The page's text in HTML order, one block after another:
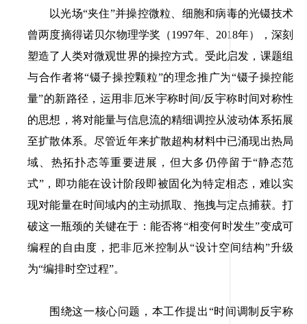
以光场“夹住”并操控微粒、细胞和病毒的光镊技术
曾两度摘得诺贝尔物理学奖（1997年、 2018年），深刻
塑造了人类对微观世界的操控方式。受此启发，课题组
与合作者将“镊子操控颗粒”的理念推广为“镊子操控能
量”的新路径，运用非厄米宇称时间/反宇称时间对称性
的思想，将对能量与信息流的精细调控从波动体系拓展
至扩散体系。尽管近年来扩散超构材料中已涌现出热局
域、热拓扑态等重要进展，但大多仍停留于“静态范
式”，即功能在设计阶段即被固化为特定相态，难以实
现对能量在时间域内的主动抓取、拖拽与定点捕获。打
破这一瓶颈的关键在于：能否将“相变何时发生”变成可
编程的自由度，把非厄米控制从“设计空间结构”升级
为“编排时空过程”。
围绕这一核心问题，本工作提出“时间调制反宇称